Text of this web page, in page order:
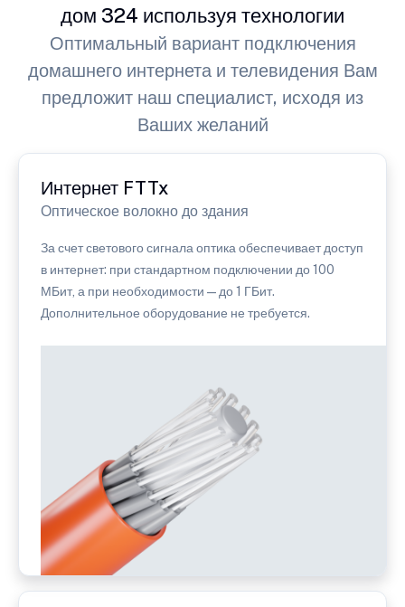
дом 324 используя технологии
Оптимальный вариант подключения
домашнего интернета и телевидения Вам
предложит наш специалист, исходя из
Ваших желаний
Интернет FTTx
Оптическое волокно до здания
За счет светового сигнала оптика обеспечивает доступ
в интернет: при стандартном подключении до 100
МБит, а при необходимости — до 1 ГБит.
Дополнительное оборудование не требуется.